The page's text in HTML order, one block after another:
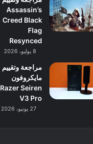
Assassin’s
Creed Black
Flag
Resynced
8 يوليو، 2026
مراجعة وتقييم
مايكروفون
Razer Seiren
V3 Pro
27 يونيو، 2026